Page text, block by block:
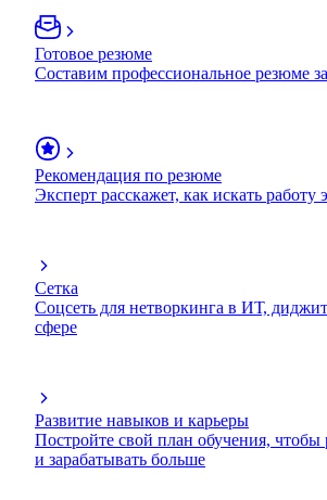
Готовое резюме
Составим профессиональное резюме
Рекомендация по резюме
Эксперт расскажет, как искать работу
Сетка
Соцсеть для нетворкинга в ИТ,
сфере
Развитие навыков и карьеры
Постройте свой план обучения, чтобы
и зарабатывать больше